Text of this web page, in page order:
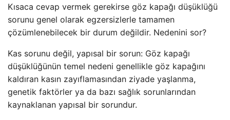
Kısaca cevap vermek gerekirse göz kapağı düşüklüğü
sorunu genel olarak egzersizlerle tamamen
çözümlenebilecek bir durum değildir. Nedenini sor?
Kas sorunu değil, yapısal bir sorun: Göz kapağı
düşüklüğünün temel nedeni genellikle göz kapağını
kaldıran kasın zayıflamasından ziyade yaşlanma,
genetik faktörler ya da bazı sağlık sorunlarından
kaynaklanan yapısal bir sorundur.